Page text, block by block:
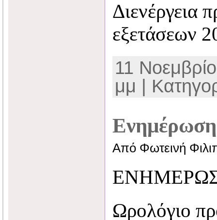
Διενέργεια
εξετάσεων
11
μμ |
Από Φωτεινή
Ωρολόγιο